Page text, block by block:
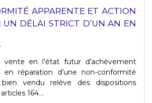
APPARENTE ET ACTION
UN DÉLAI STRICT D’UN AN EN
en l’état futur d’achèvement
en réparation d’une non-conformité
vendu relève des dispositions
164...